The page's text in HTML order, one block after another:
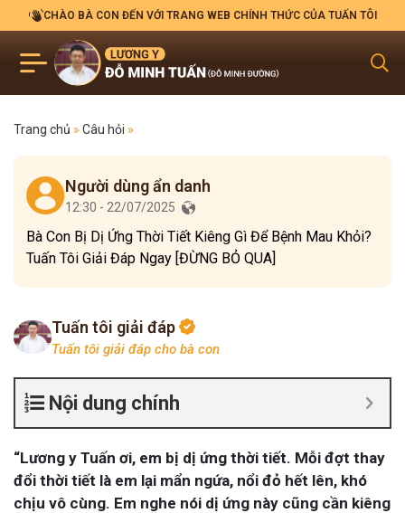
CHÀO BÀ CON ĐẾN VỚI TRANG WEB CHÍNH THỨC CỦA TUẤN TÔI
Trang chủ » Câu hỏi »
Người dùng ẩn danh
12:30 - 22/07/2025
Bà Con Bị Dị Ứng Thời Tiết Kiêng Gì Để Bệnh Mau Khỏi?
Tuấn Tôi Giải Đáp Ngay [ĐỪNG BỎ QUA]
Tuấn tôi giải đáp
Tuấn tôi giải đáp cho bà con
Nội dung chính
“Lương y Tuấn ơi, em bị dị ứng thời tiết. Mỗi đợt thay
đổi thời tiết là em lại mẩn ngứa, nổi đỏ hết lên, khó
chịu vô cùng. Em nghe nói dị ứng này cũng cần kiêng